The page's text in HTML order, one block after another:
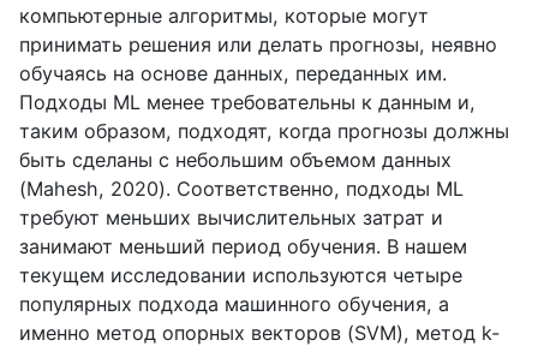
компьютерные алгоритмы, которые могут
принимать решения или делать прогнозы, неявно
обучаясь на основе данных, переданных им.
Подходы ML менее требовательны к данным и,
таким образом, подходят, когда прогнозы должны
быть сделаны с небольшим объемом данных
(Mahesh, 2020). Соответственно, подходы ML
требуют меньших вычислительных затрат и
занимают меньший период обучения. В нашем
текущем исследовании используются четыре
популярных подхода машинного обучения, а
именно метод опорных векторов (SVM), метод k-